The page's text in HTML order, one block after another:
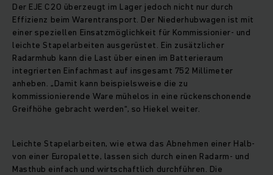
Der EJE C20 überzeugt im Lager jedoch nicht nur durch
Effizienz beim Warentransport. Der Niederhubwagen ist mit
einer speziellen Einsatzmöglichkeit für Kommissionier- und
leichte Stapelarbeiten ausgerüstet. Ein zusätzlicher
Radarmhub kann die Last über einen im Batterieraum
integrierten Einfachmast auf insgesamt 752 Millimeter
anheben. „Damit kann beispielsweise die zu
kommissionierende Ware mühelos in eine rückenschonende
Greifhöhe gebracht werden“, so Hiekel weiter.
Leichte Stapelarbeiten, wie etwa das Abnehmen einer Halb-
von einer Europalette, lassen sich durch einen Radarm- und
Masthub einfach und wirtschaftlich durchführen. Die